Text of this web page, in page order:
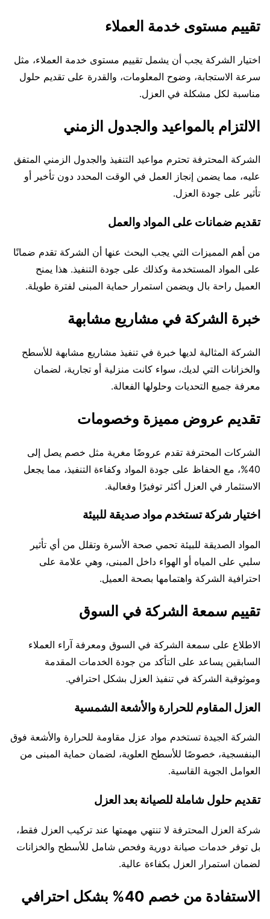
تقييم مستوى خدمة العملاء
اختيار الشركة يجب أن يشمل تقييم مستوى خدمة العملاء، مثل
سرعة الاستجابة، وضوح المعلومات، والقدرة على تقديم حلول
مناسبة لكل مشكلة في العزل.
الالتزام بالمواعيد والجدول الزمني
الشركة المحترفة تحترم مواعيد التنفيذ والجدول الزمني المتفق
عليه، مما يضمن إنجاز العمل في الوقت المحدد دون تأخير أو
تأثير على جودة العزل.
تقديم ضمانات على المواد والعمل
من أهم المميزات التي يجب البحث عنها أن الشركة تقدم ضمانًا
على المواد المستخدمة وكذلك على جودة التنفيذ. هذا يمنح
العميل راحة بال ويضمن استمرار حماية المبنى لفترة طويلة.
خبرة الشركة في مشاريع مشابهة
الشركة المثالية لديها خبرة في تنفيذ مشاريع مشابهة للأسطح
والخزانات التي لديك، سواء كانت منزلية أو تجارية، لضمان
معرفة جميع التحديات وحلولها الفعالة.
تقديم عروض مميزة وخصومات
الشركات المحترفة تقدم عروضًا مغرية مثل خصم يصل إلى
40%، مع الحفاظ على جودة المواد وكفاءة التنفيذ، مما يجعل
الاستثمار في العزل أكثر توفيرًا وفعالية.
اختيار شركة تستخدم مواد صديقة للبيئة
المواد الصديقة للبيئة تحمي صحة الأسرة وتقلل من أي تأثير
سلبي على المياه أو الهواء داخل المبنى، وهي علامة على
احترافية الشركة واهتمامها بصحة العميل.
تقييم سمعة الشركة في السوق
الاطلاع على سمعة الشركة في السوق ومعرفة آراء العملاء
السابقين يساعد على التأكد من جودة الخدمات المقدمة
وموثوقية الشركة في تنفيذ العزل بشكل احترافي.
العزل المقاوم للحرارة والأشعة الشمسية
الشركة الجيدة تستخدم مواد عزل مقاومة للحرارة والأشعة فوق
البنفسجية، خصوصًا للأسطح العلوية، لضمان حماية المبنى من
العوامل الجوية القاسية.
تقديم حلول شاملة للصيانة بعد العزل
شركة العزل المحترفة لا تنتهي مهمتها عند تركيب العزل فقط،
بل توفر خدمات صيانة دورية وفحص شامل للأسطح والخزانات
لضمان استمرار العزل بكفاءة عالية.
الاستفادة من خصم 40% بشكل احترافي